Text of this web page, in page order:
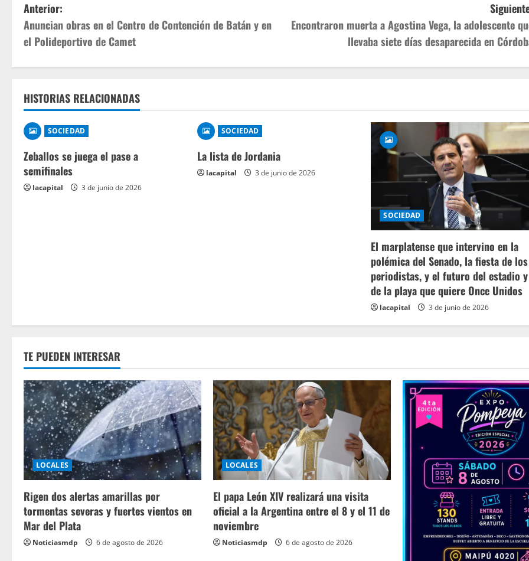
Anterior:
Anuncian obras en el Centro de Contención de Batán y en
el Polideportivo de Camet
Encontraron muerta a Agostina Vega, la adolescente
llevaba siete días desaparecida en
HISTORIAS RELACIONADAS
SOCIEDAD
Zeballos se juega el pase a
semifinales
lacapital 3 de junio de 2026
SOCIEDAD
La lista de Jordania
lacapital 3 de junio de 2026
SOCIEDAD
El marplatense que intervino en la
polémica del Senado, la fiesta de los
periodistas, y el futuro del estadio y
de la playa que quiere Once Unidos
lacapital 3 de junio de 2026
TE PUEDEN INTERESAR
LOCALES
Rigen dos alertas amarillas por
tormentas severas y fuertes vientos en
Mar del Plata
Noticiasmdp 6 de agosto de 2026
LOCALES
El papa León XIV realizará una visita
oficial a la Argentina entre el 8 y el 11 de
noviembre
Noticiasmdp 6 de agosto de 2026